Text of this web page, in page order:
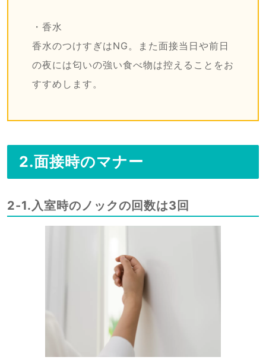
・香水
香水のつけすぎはNG。また面接当日や前日
の夜には匂いの強い食べ物は控えることをお
すすめします。
2.面接時のマナー
2-1.入室時のノックの回数は3回